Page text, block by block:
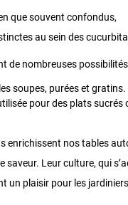
que souvent confondus,
au sein des
de nombreuses
soupes, purées et gratins.
pour des plats sucrés
enrichissent nos tables
saveur. Leur culture, qui
un plaisir pour les